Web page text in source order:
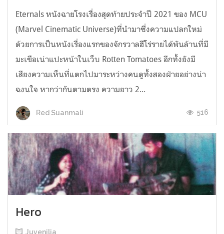
Eternals หนังฉายโรงเรื่องสุดท้ายประจำปี 2021 ของ MCU
(Marvel Cinematic Universe)ที่นำมาซึ่งความแปลกใหม่
ด้วยการเป็นหนังเรื่องแรกของจักรวาลฮีโร่รายได้พันล้านที่มี
มะเขือเน่าแปะหน้าในเว็บ Rotten Tomatoes อีกทั้งยังมี
เสียงความเห็นที่แตกไปมาระหว่างคนดูทั้งสองฝ่ายอย่างน่า
ฉงนใจ หากว่ากันตามตรง ความยาว 2...
Red Suanmali 516
Hero
Juvenilia